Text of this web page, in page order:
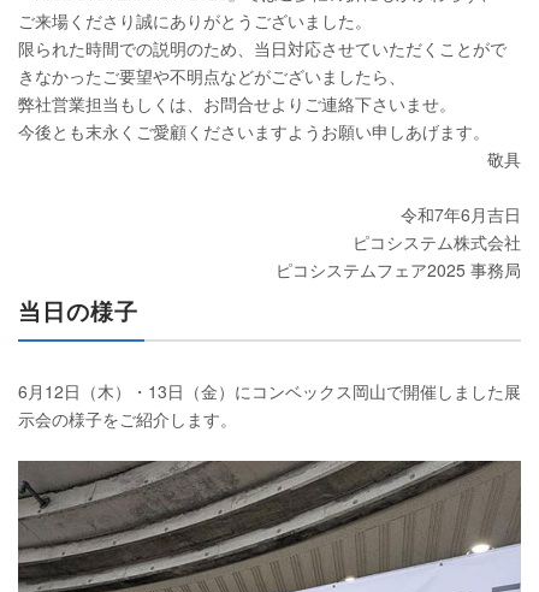
ご来場くださり誠にありがとうございました。
限られた時間での説明のため、当日対応させていただくことがで
きなかったご要望や不明点などがございましたら、
弊社営業担当もしくは、お問合せよりご連絡下さいませ。
今後とも末永くご愛顧くださいますようお願い申しあげます。
敬具
令和7年6月吉日
ピコシステム株式会社
ピコシステムフェア2025 事務局
当日の様子
6月12日（木）・13日（金）にコンベックス岡山で開催しました展
示会の様子をご紹介します。